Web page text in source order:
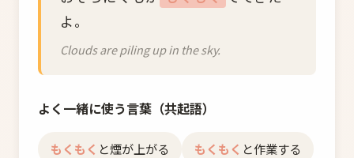
よ。
Clouds are piling up in the sky.
よく一緒に使う言葉（共起語）
もくもく と煙が上がる もくもく と作業する